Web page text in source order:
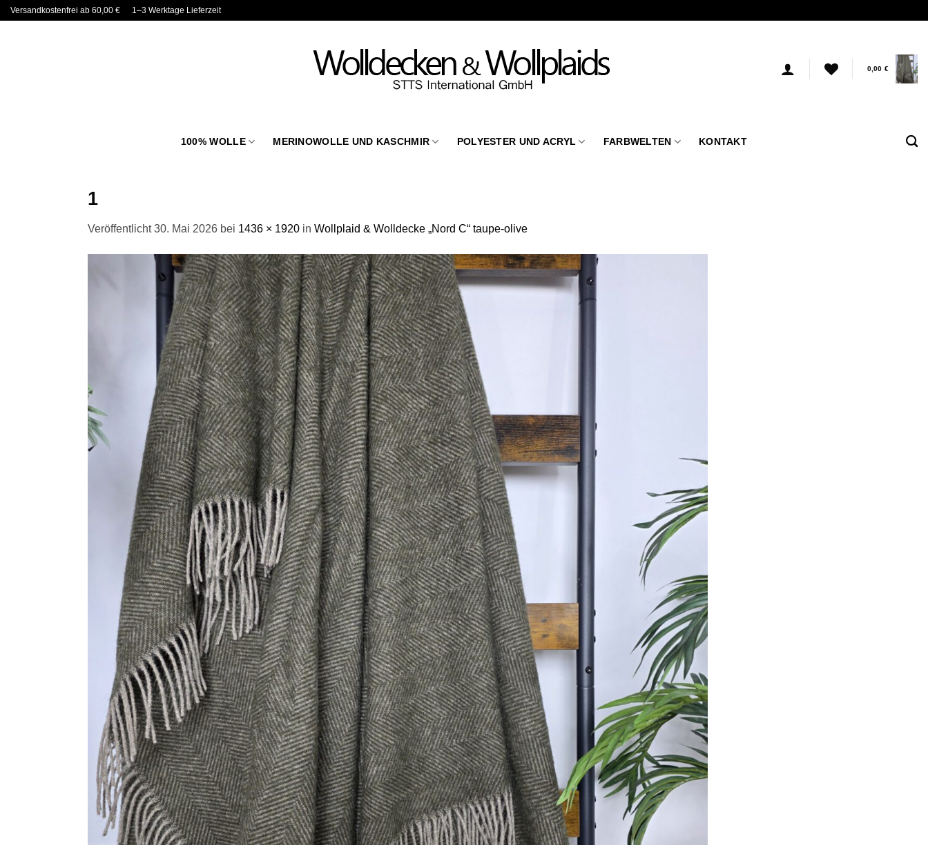
ZumVersandkostenfrei ab 60,00 € 1–3 Werktage Lieferzeit
0,00 €
100% WOLLE MERINOWOLLE UND KASCHMIR POLYESTER UND ACRYL FARBWELTEN KONTAKT
1
Veröffentlicht30. Mai 2026 bei 1436 × 1920 in Wollplaid & Wolldecke „Nord C“ taupe-olive